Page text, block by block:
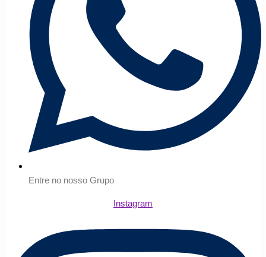
Entre no nosso Grupo
Instagram